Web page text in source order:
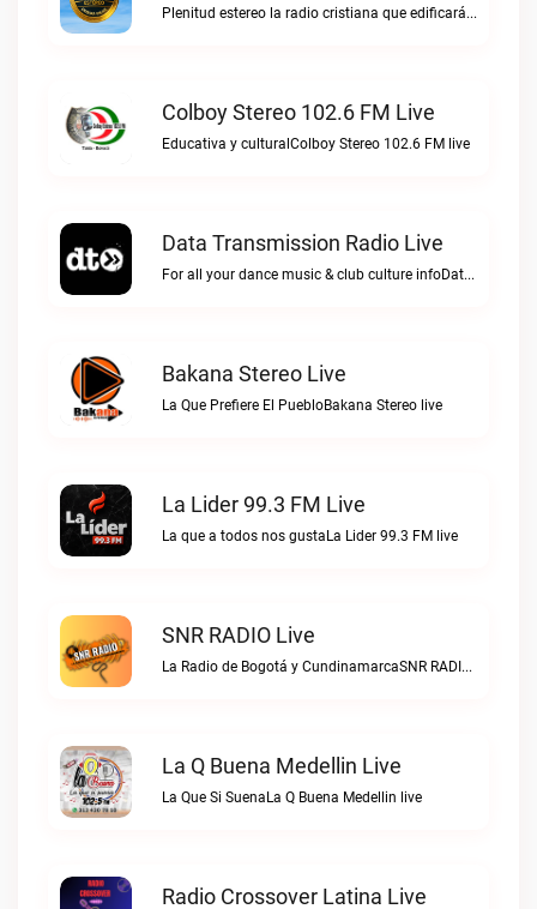
Plenitud estereo la radio cristiana que edificará tu vida.Plenitud Estereo Online live
Colboy Stereo 102.6 FM Live
Educativa y culturalColboy Stereo 102.6 FM live
Data Transmission Radio Live
For all your dance music & club culture infoData Transmission Radio live
Bakana Stereo Live
La Que Prefiere El PuebloBakana Stereo live
La Lider 99.3 FM Live
La que a todos nos gustaLa Lider 99.3 FM live
SNR RADIO Live
La Radio de Bogotá y CundinamarcaSNR RADIO live
La Q Buena Medellin Live
La Que Si SuenaLa Q Buena Medellin live
Radio Crossover Latina Live